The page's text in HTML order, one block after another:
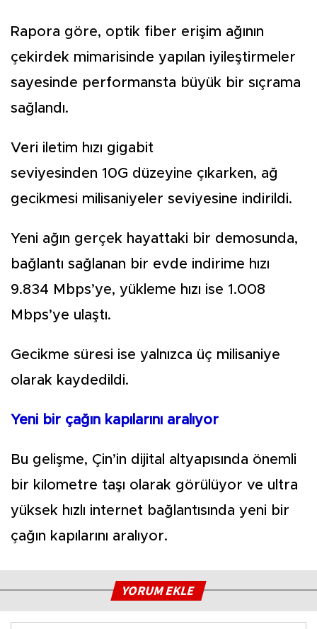
Rapora göre, optik fiber erişim ağının
çekirdek mimarisinde yapılan iyileştirmeler
sayesinde performansta büyük bir sıçrama
sağlandı.
Veri iletim hızı gigabit
seviyesinden 10G düzeyine çıkarken, ağ
gecikmesi milisaniyeler seviyesine indirildi.
Yeni ağın gerçek hayattaki bir demosunda,
bağlantı sağlanan bir evde indirime hızı
9.834 Mbps’ye, yükleme hızı ise 1.008
Mbps’ye ulaştı.
Gecikme süresi ise yalnızca üç milisaniye
olarak kaydedildi.
Yeni bir çağın kapılarını aralıyor
Bu gelişme, Çin’in dijital altyapısında önemli
bir kilometre taşı olarak görülüyor ve ultra
yüksek hızlı internet bağlantısında yeni bir
çağın kapılarını aralıyor.
YORUM EKLE